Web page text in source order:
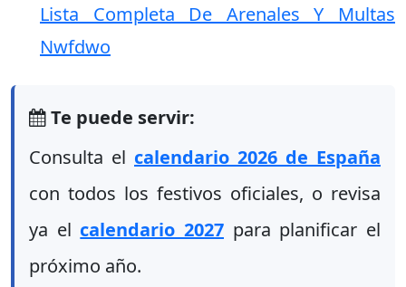
Lista Completa De Arenales Y Multas
Nwfdwo
Te puede servir:
Consulta el calendario 2026 de España
con todos los festivos oficiales, o revisa
ya el calendario 2027 para planificar el
próximo año.